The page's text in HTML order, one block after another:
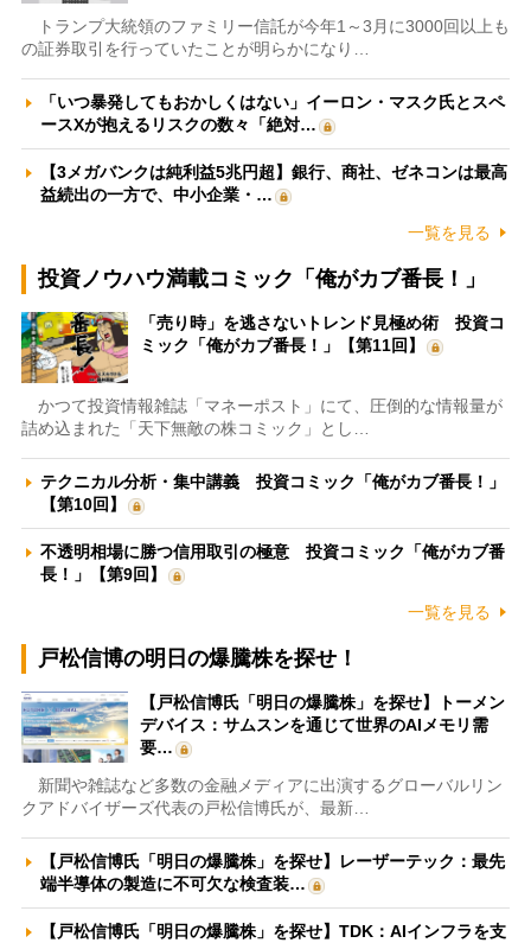
トランプ大統領のファミリー信託が今年1～3月に3000回以上も
の証券取引を行っていたことが明らかになり…
「いつ暴発してもおかしくはない」イーロン・マスク氏とスペ
ースXが抱えるリスクの数々「絶対…
【3メガバンクは純利益5兆円超】銀行、商社、ゼネコンは最高
益続出の一方で、中小企業・…
一覧を見る
投資ノウハウ満載コミック「俺がカブ番長！」
「売り時」を逃さないトレンド見極め術 投資コ
ミック「俺がカブ番長！」【第11回】
かつて投資情報雑誌「マネーポスト」にて、圧倒的な情報量が
詰め込まれた「天下無敵の株コミック」とし…
テクニカル分析・集中講義 投資コミック「俺がカブ番長！」
【第10回】
不透明相場に勝つ信用取引の極意 投資コミック「俺がカブ番
長！」【第9回】
一覧を見る
戸松信博の明日の爆騰株を探せ！
【戸松信博氏「明日の爆騰株」を探せ】トーメン
デバイス：サムスンを通じて世界のAIメモリ需
要…
新聞や雑誌など多数の金融メディアに出演するグローバルリン
クアドバイザーズ代表の戸松信博氏が、最新…
【戸松信博氏「明日の爆騰株」を探せ】レーザーテック：最先
端半導体の製造に不可欠な検査装…
【戸松信博氏「明日の爆騰株」を探せ】TDK：AIインフラを支